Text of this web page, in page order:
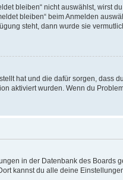
bleiben“ nicht auswählst, wirst
bleiben“ beim Anmelden
steht, dann wurde sie
hat und die dafür sorgen,
aktiviert wurden. Wenn du
in der Datenbank des Boards
kannst du alle deine